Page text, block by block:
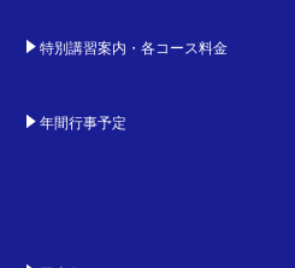
特別講習案内・各コース料金
年間行事予定